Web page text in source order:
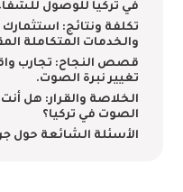
في تركيا للوصول
تكلفة ونتائج:
والخدمات المتكاملة
قصص النجاح: تجارب
تغيير نبرة الصوت.
الخلاصة والقرار: هل
الصوت في تركيا؟
الأسئلة الشائعة حول